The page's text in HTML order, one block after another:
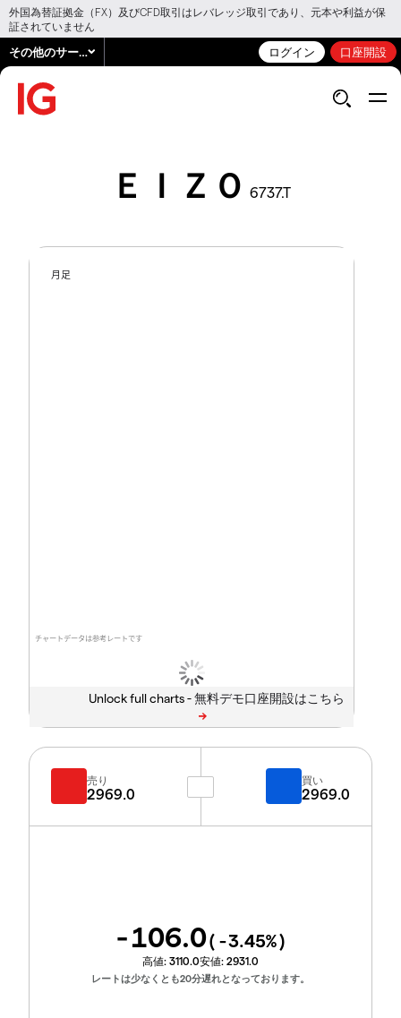
外国為替証拠金（FX）及びCFD取引はレバレッジ取引であり、元本や利益が保
証されていません
その他のサービス ログイン 口座開設
ＥＩＺＯ 6737.T
チャートデータは参考レートです
月足
Unlock full charts -
売り
2969.0
買い
2969.0
-106.0( -3.45%)
高値: 3110.0安値: 2931.0
レートは少なくとも20分遅れとなっております。